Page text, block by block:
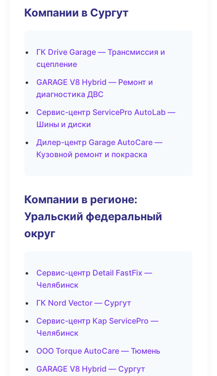
Компании в Сургут
ГК Drive Garage — Трансмиссия и
сцепление
GARAGE V8 Hybrid — Ремонт и
диагностика ДВС
Сервис-центр ServicePro AutoLab —
Шины и диски
Дилер-центр Garage AutoCare —
Кузовной ремонт и покраска
Компании в регионе:
Уральский федеральный
округ
Сервис-центр Detail FastFix —
Челябинск
ГК Nord Vector — Сургут
Сервис-центр Кар ServicePro —
Челябинск
ООО Torque AutoCare — Тюмень
GARAGE V8 Hybrid — Сургут